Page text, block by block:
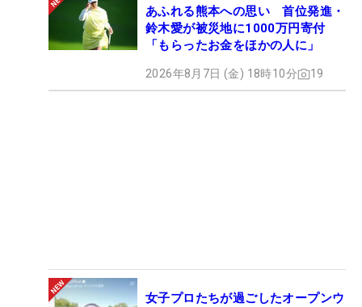
あふれる熊本への思い 首位発進・
鈴木愛が被災地に1000万円寄付
「もらったお金をほかの人に」
2026年8月7日 (金) 18時10分 19
女子プロたちが過ごしたオープンウ